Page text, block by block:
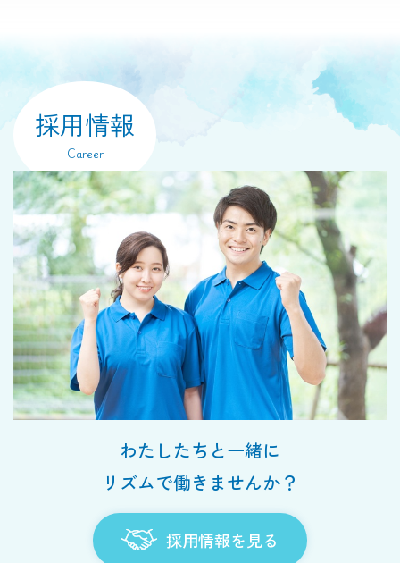
採用情報
Career
わたしたちと一緒に
リズムで働きませんか？
採用情報を見る